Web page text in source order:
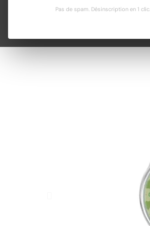
Pas de spam. Désinscription en 1 clic.